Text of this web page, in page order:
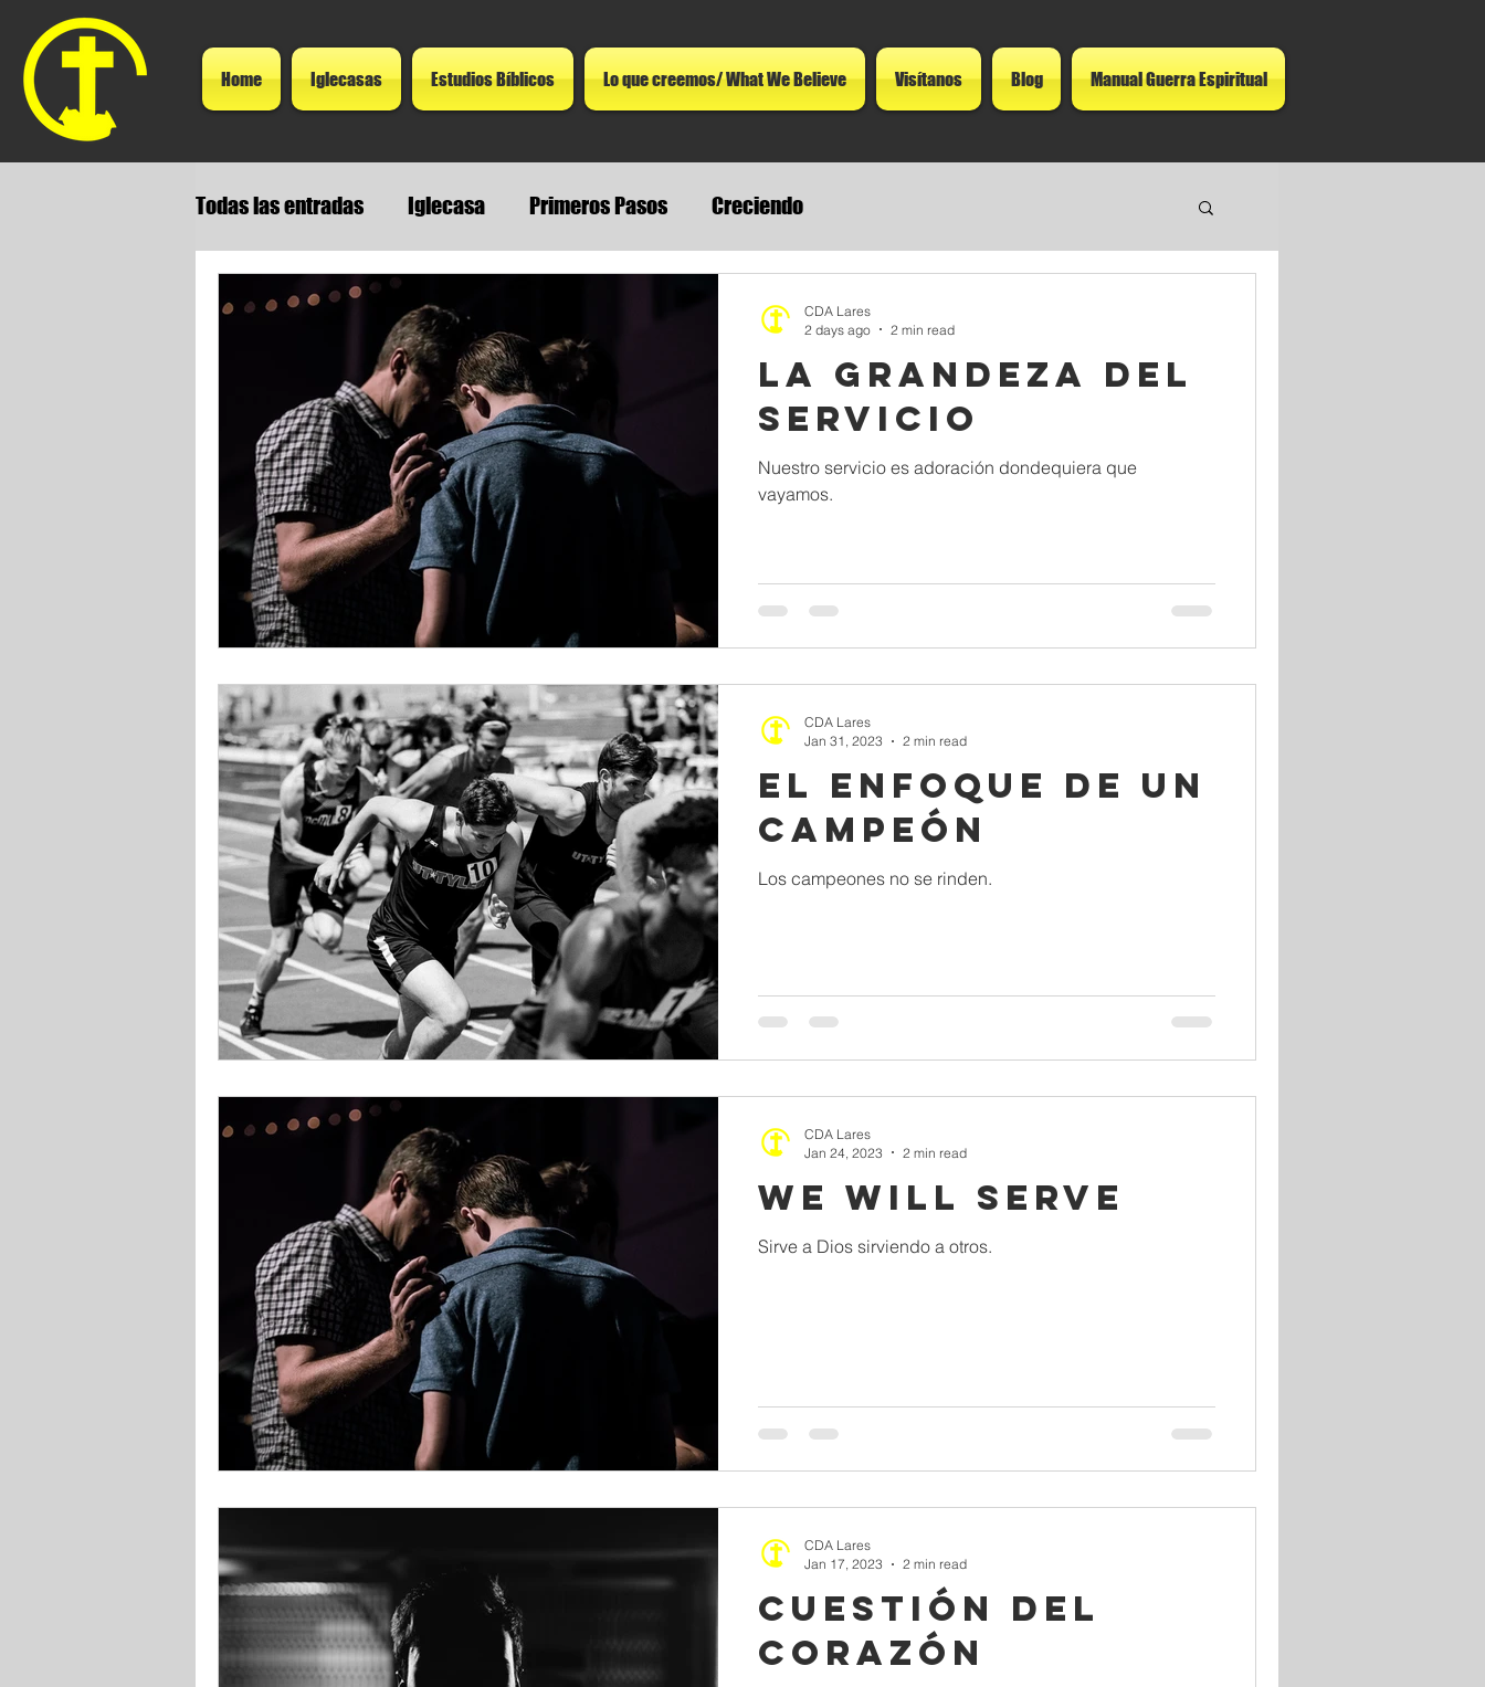
Home Iglecasas Estudios Bíblicos Lo que creemos/ What We Believe Visítanos Blog Manual Guerra Espiritual
Todas las entradas Iglecasa Primeros Pasos Creciendo
La Grandeza del
Servicio
Nuestro servicio es adoración dondequiera que
vayamos.
CDA Lares
2 days ago
2 min read
El Enfoque de un
Campeón
Los campeones no se rinden.
CDA Lares
Jan 31, 2023
2 min read
We Will Serve
Sirve a Dios sirviendo a otros.
CDA Lares
Jan 24, 2023
2 min read
Cuestión del
Corazón
CDA Lares
Jan 17, 2023
2 min read